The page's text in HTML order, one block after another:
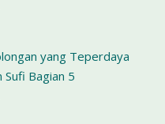
yang Teperdaya
Sufi Bagian 5